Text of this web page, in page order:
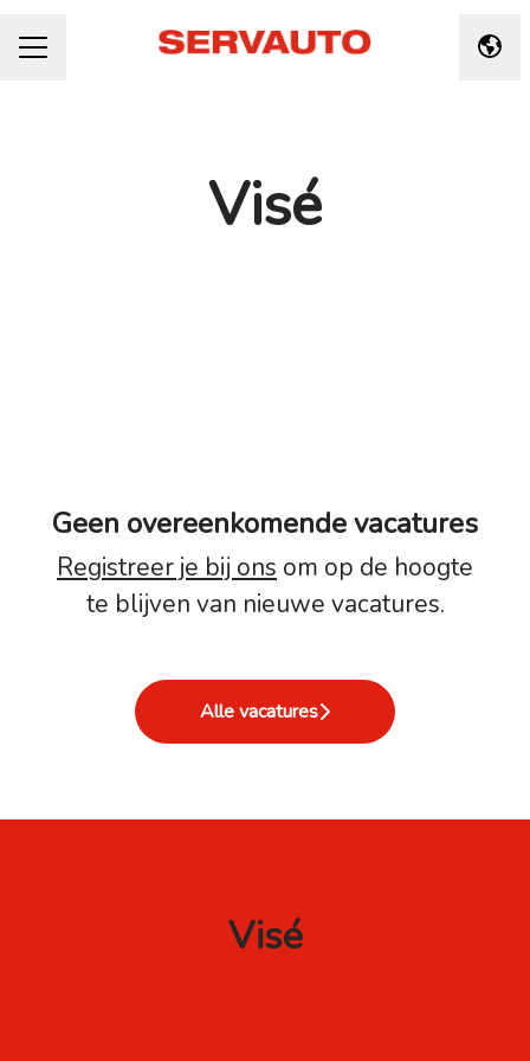
CARRIÈREMENU Taal
Visé
Geen overeenkomende vacatures
Registreer je bij ons om op de hoogte
te blijven van nieuwe vacatures.
Alle vacatures
Visé